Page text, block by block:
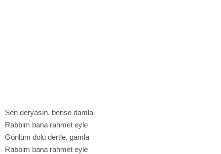
Sen deryasın, bense damla
Rabbim bana rahmet eyle
Gönlüm dolu dertle, gamla
Rabbim bana rahmet eyle